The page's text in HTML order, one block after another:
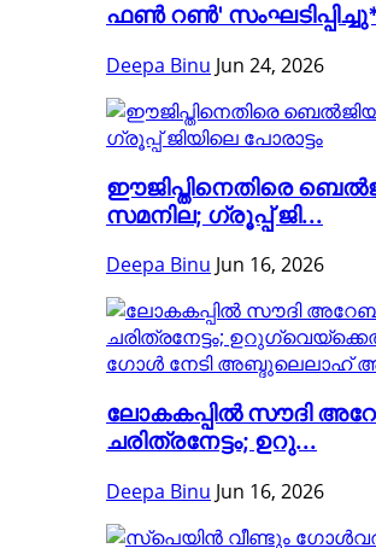
ഫൺ റൺ'
Deepa Binu Jun 24, 2026
ഈജിപ്തിനെതിരെ
സമനില; ഗ്രൂപ്പ് ജി...
Deepa Binu Jun 16, 2026
ലോകകപ്പിൽ സൗദി
ചരിത്രനേട്ടം; ഉറു...
Deepa Binu Jun 16, 2026